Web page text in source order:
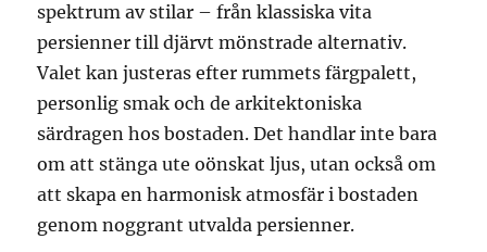
spektrum av stilar – från klassiska vita
persienner till djärvt mönstrade alternativ.
Valet kan justeras efter rummets färgpalett,
personlig smak och de arkitektoniska
särdragen hos bostaden. Det handlar inte bara
om att stänga ute oönskat ljus, utan också om
att skapa en harmonisk atmosfär i bostaden
genom noggrant utvalda persienner.